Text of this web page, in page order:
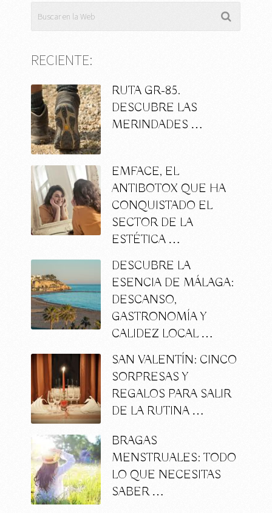
RECIENTE:
RUTA GR-85.
DESCUBRE LAS
MERINDADES …
EMFACE, EL
ANTIBOTOX QUE HA
CONQUISTADO EL
SECTOR DE LA
ESTÉTICA …
DESCUBRE LA
ESENCIA DE MÁLAGA:
DESCANSO,
GASTRONOMÍA Y
CALIDEZ LOCAL …
SAN VALENTÍN: CINCO
SORPRESAS Y
REGALOS PARA SALIR
DE LA RUTINA …
BRAGAS
MENSTRUALES: TODO
LO QUE NECESITAS
SABER …